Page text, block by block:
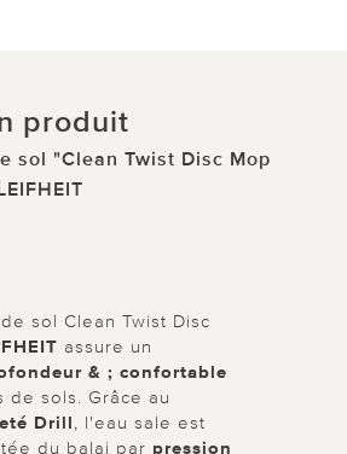
produit
sol "Clean Twist Disc Mop
sol Clean Twist Disc
assure un
& ; confortable
de sols. Grâce au
Drill, l'eau sale est
du balai par pression